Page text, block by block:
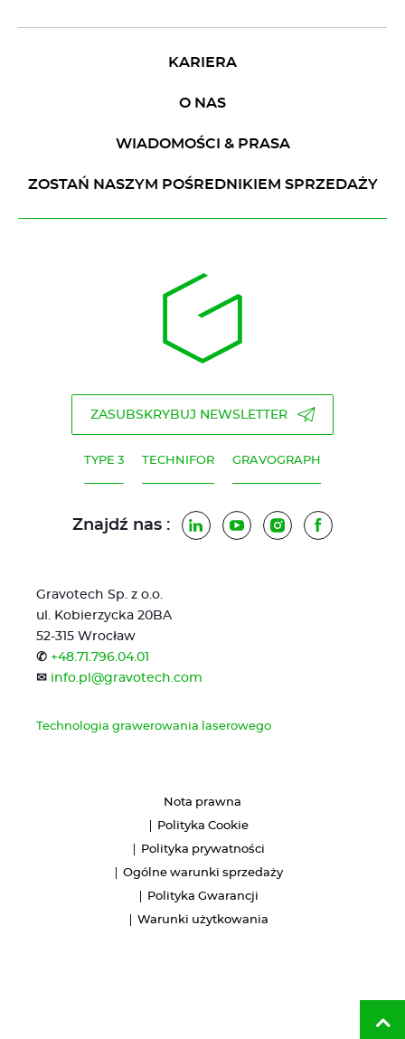
KARIERA
O NAS
WIADOMOŚCI & PRASA
ZOSTAŃ NASZYM POŚREDNIKIEM SPRZEDAŻY
ZASUBSKRYBUJ NEWSLETTER
TYPE 3 TECHNIFOR GRAVOGRAPH
Znajdź nas : LinkedInYouTubeInstagramFacebook
Gravotech Sp. z o.o.
ul. Kobierzycka 20BA
52-315 Wrocław
✆ +48.71.796.04.01
✉ info.pl@gravotech.com
Technologia grawerowania laserowego
Nota prawna
Polityka Cookie
Polityka prywatności
Ogólne warunki sprzedaży
Polityka Gwarancji
Warunki użytkowania